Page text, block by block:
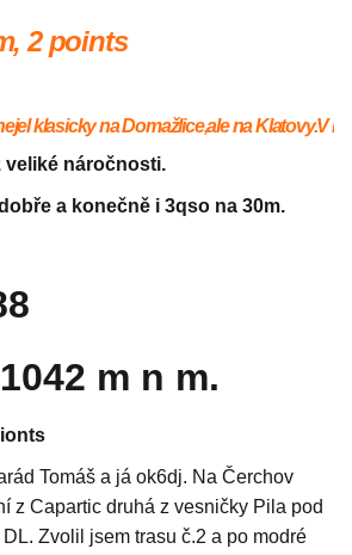
2 points
klasicky na Domažlice,ale na
veliké náročnosti.
a konečně i 3qso na 30m.
m n m.
Tomáš a já ok6dj. Na Čerchov
z Capartic druhá z vesničky Pila pod
Zvolil jsem trasu č.2 a po modré